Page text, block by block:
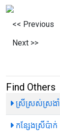
<< Previous
Next >>
Find Others
ស្រីស្រស់ស្រងាំ
កន្សែងស្រីប៉ាក់